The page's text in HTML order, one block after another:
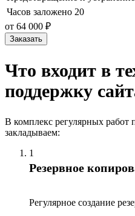
Часов заложено 20
от 64 000 ₽
Заказать
Что входит в
поддержку
В комплекс регулярных
закладываем:
1
Резервное
Регулярное создание